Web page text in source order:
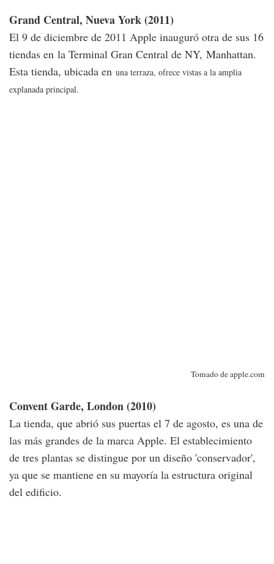
Grand Central, Nueva York (2011)
El 9 de diciembre de 2011 Apple inauguró otra de sus 16
tiendas en la Terminal Gran Central de NY, Manhattan.
Esta tienda, ubicada en una terraza, ofrece vistas a la amplia
explanada principal.
Tomado de apple.com
Convent Garde, London (2010)
La tienda, que abrió sus puertas el 7 de agosto, es una de
las más grandes de la marca Apple. El establecimiento
de tres plantas se distingue por un diseño 'conservador',
ya que se mantiene en su mayoría la estructura original
del edificio.